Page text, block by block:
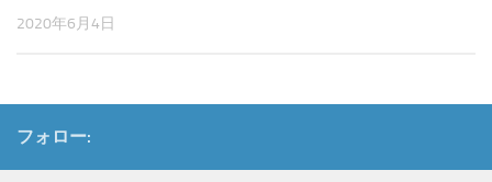
2020年6月4日
フォロー: